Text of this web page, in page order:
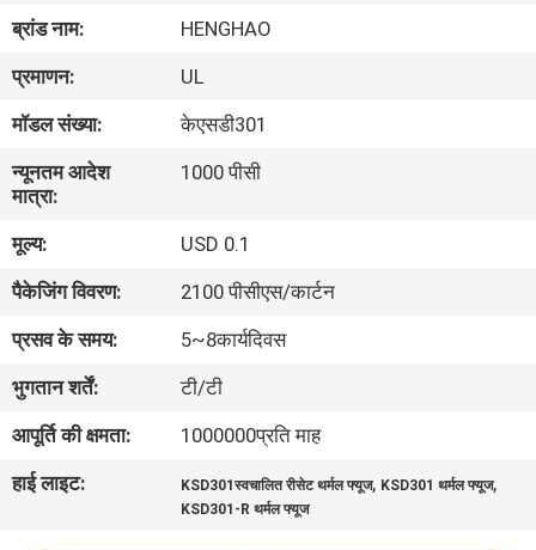
दिखाएँ
हमारे
बारे
में
फैक्टरी
यात्रा
गुणवत्ता
नियंत्रण
हमसे
ब्रांड नाम:
HENGHAO
प्रमाणन:
UL
मॉडल संख्या:
केएसडी301
न्यूनतम आदेश
मात्रा:
1000 पीसी
मूल्य:
USD 0.1
पैकेजिंग विवरण:
2100 पीसीएस/कार्टन
प्रसव के समय:
5~8कार्यदिवस
भुगतान शर्तें:
टी/टी
आपूर्ति की क्षमता:
1000000प्रति माह
हाई लाइट:
KSD301स्वचालित रीसेट थर्मल फ्यूज, KSD301 थर्मल फ्यूज,
KSD301-R थर्मल फ्यूज